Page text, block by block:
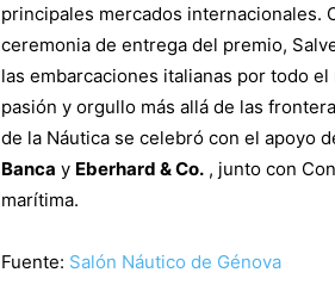
principales mercados internacionales.
ceremonia de entrega del premio,
las embarcaciones italianas por todo
pasión y orgullo más allá de las
de la Náutica se celebró con el apoyo
Banca y Eberhard & Co. , junto con
marítima.
Fuente: Salón Náutico de Génova